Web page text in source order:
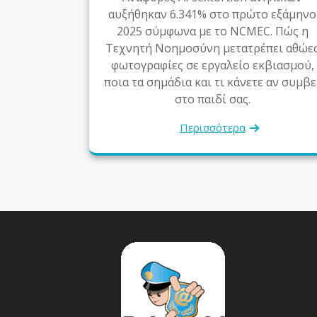
αυξήθηκαν 6.341% στο πρώτο εξάμηνο
2025 σύμφωνα με το NCMEC. Πώς η
Τεχνητή Νοημοσύνη μετατρέπει
φωτογραφίες σε εργαλείο εκβιασμού,
ποια τα σημάδια και τι κάνετε αν
στο παιδί σας.
Περισσότερα